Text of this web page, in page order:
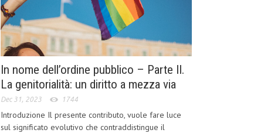
In nome dell’ordine pubblico – Parte II.
La genitorialità: un diritto a mezza via
Dec 31, 2023 1744
Introduzione Il presente contributo, vuole fare luce
sul significato evolutivo che contraddistingue il